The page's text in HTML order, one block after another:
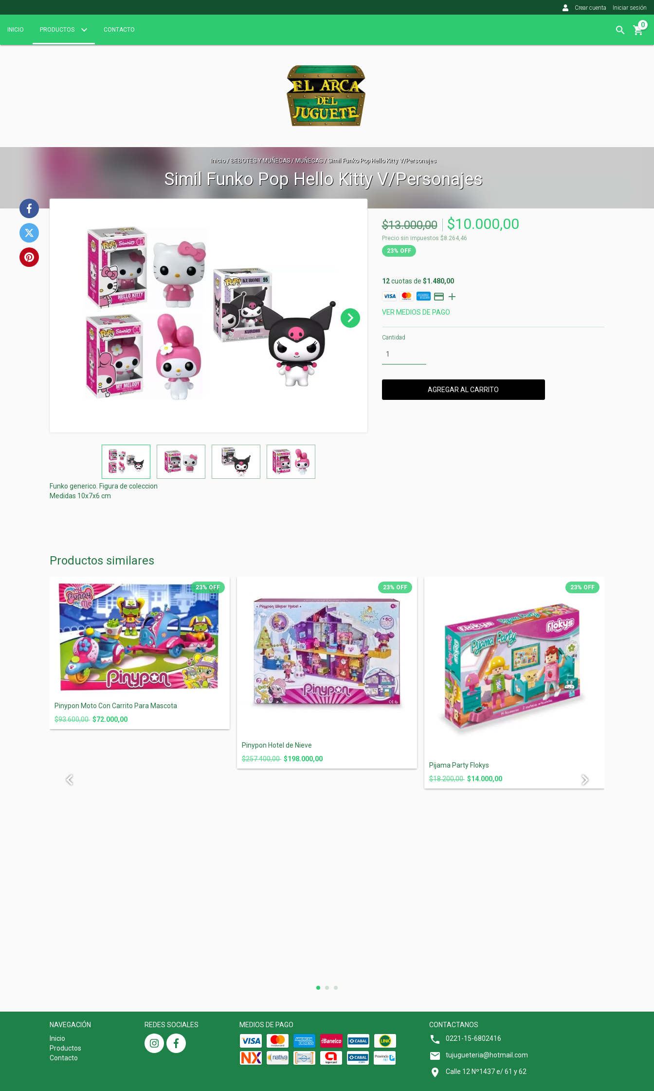
Crear cuenta Iniciar sesión
INICIO PRODUCTOS CONTACTO
0
Inicio / BEBOTES Y MUÑECAS/ MUÑECAS/ Simil Funko Pop Hello Kitty V/Personajes
Simil Funko Pop Hello Kitty V/Personajes
$13.000,00 $10.000,00
Precio sin impuestos $8.264,46
23% OFF
12cuotas de $1.480,00
VER MEDIOS DE PAGO
Cantidad
Funko generico. Figura de coleccion
Medidas 10x7x6 cm
Productos similares
23% OFF
Pinypon Moto Con Carrito Para Mascota
$93.600,00 $72.000,00
23% OFF
Pinypon Hotel de Nieve
$257.400,00 $198.000,00
23% OFF
Pijama Party Flokys
$18.200,00 $14.000,00
NAVEGACIÓN
Inicio
Productos
Contacto
REDES SOCIALES MEDIOS DE PAGO
CONTACTANOS
0221-15-6802416
tujugueteria@hotmail.com
Calle 12 Nº1437 e/ 61 y 62